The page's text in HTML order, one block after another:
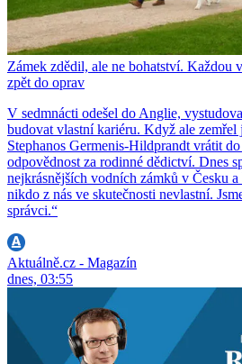
Zámek zdědil, ale ne bohatství. Každou
zpět do oprav
V sedmnácti odešel do Anglie,
budovat vlastní kariéru. Když ale zemřel
Stephanos Germenis-Hildprandt vrátit
odpovědnost za rodinné dědictví. Dnes
nejkrásnějších vodních zámků v Česku
nikdo z nás ve skutečnosti nevlastní.
správci.“
Aktuálně.cz - Magazín
dnes, 03:55